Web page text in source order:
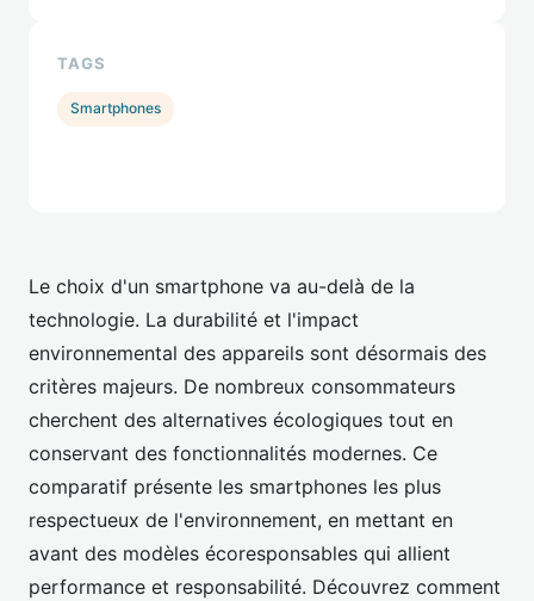
Le choix d'un smartphone va au-delà de la
technologie. La durabilité et l'impact
environnemental des appareils sont désormais des
critères majeurs. De nombreux consommateurs
cherchent des alternatives écologiques tout en
conservant des fonctionnalités modernes. Ce
comparatif présente les smartphones les plus
respectueux de l'environnement, en mettant en
avant des modèles écoresponsables qui allient
performance et responsabilité. Découvrez comment
TAGS
Smartphones